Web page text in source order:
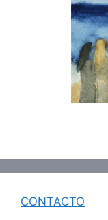
CONTACTO